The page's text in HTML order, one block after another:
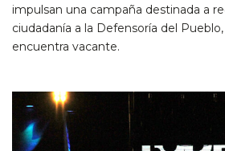
impulsan una campaña destinada a
ciudadanía a la Defensoría del
encuentra vacante.